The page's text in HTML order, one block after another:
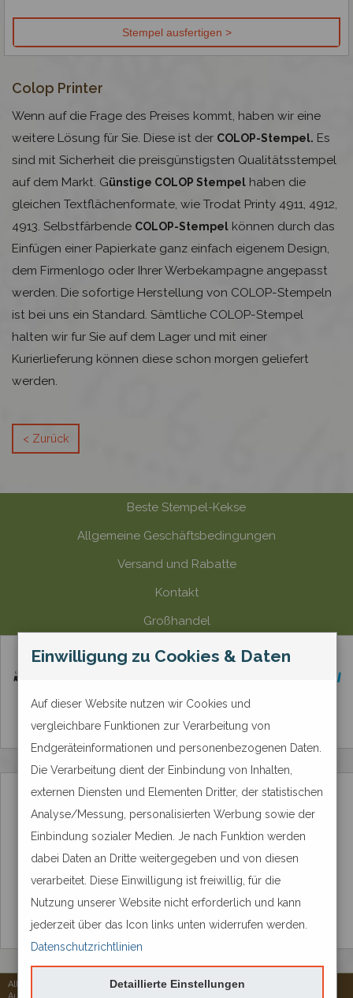
Colop Printer
Wenn auf die Frage des Preises kommt, haben wir eine
weitere Lösung für Sie. Diese ist der COLOP-Stempel. Es
sind mit Sicherheit die preisgünstigsten Qualitätsstempel
auf dem Markt. Günstige COLOP Stempel haben die
gleichen Textflächenformate, wie Trodat Printy 4911, 4912,
4913. Selbstfärbende COLOP-Stempel können durch das
Einfügen einer Papierkate ganz einfach eigenem Design,
dem Firmenlogo oder Ihrer Werbekampagne angepasst
werden. Die sofortige Herstellung von COLOP-Stempeln
ist bei uns ein Standard. Sämtliche COLOP-Stempel
halten wir fur Sie auf dem Lager und mit einer
Kurierlieferung können diese schon morgen geliefert
werden.
< Zurück
Beste Stempel-Kekse
Allgemeine Geschäftsbedingungen
Versand und Rabatte
Kontakt
Großhandel
Alle Rechte vorbehalten © 2026
Einwilligung zu Cookies & Daten
Auf dieser Website nutzen wir Cookies und
vergleichbare Funktionen zur Verarbeitung von
Endgeräteinformationen und personenbezogenen Daten.
Die Verarbeitung dient der Einbindung von Inhalten,
externen Diensten und Elementen Dritter, der statistischen
Analyse/Messung, personalisierten Werbung sowie der
Einbindung sozialer Medien. Je nach Funktion werden
dabei Daten an Dritte weitergegeben und von diesen
verarbeitet. Diese Einwilligung ist freiwillig, für die
Nutzung unserer Website nicht erforderlich und kann
jederzeit über das Icon links unten widerrufen werden.
Datenschutzrichtlinien
Detaillierte Einstellungen